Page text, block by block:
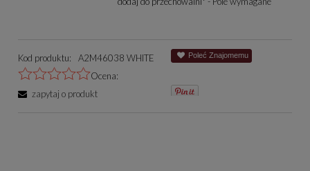
Kod produktu:
A2M46038 WHITE
Ocena:
zapytaj o produkt
Poleć Znajomemu